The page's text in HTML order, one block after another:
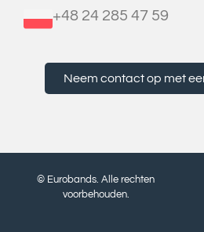
+48 24 285 47 59
Neem contact op met
© Eurobands. Alle rechten
voorbehouden.